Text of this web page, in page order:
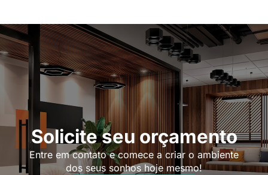
Solicite seu orçamento
Entre em contato e comece a criar o ambiente
dos seus sonhos hoje mesmo!